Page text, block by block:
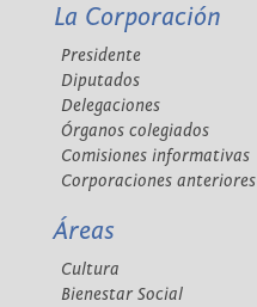
La Corporación
Presidente
Diputados
Delegaciones
Órganos colegiados
Comisiones informativas
Corporaciones anteriores
Áreas
Cultura
Bienestar Social